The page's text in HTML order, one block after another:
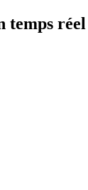
temps réel